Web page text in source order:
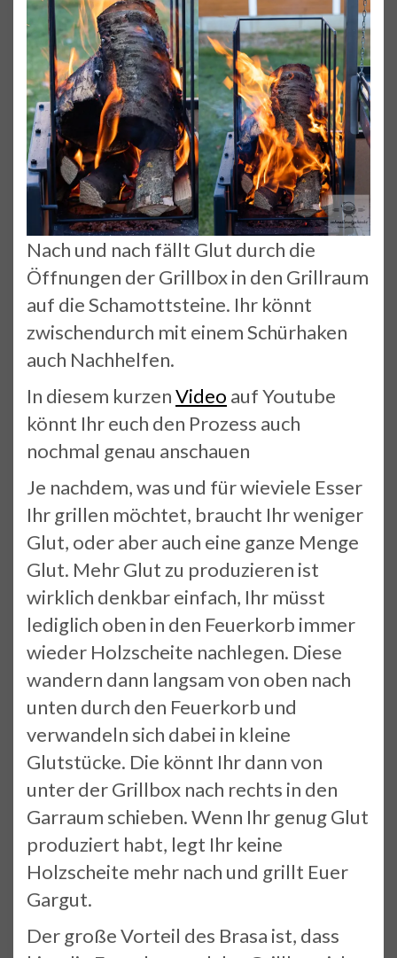
Nach und nach fällt Glut durch die
Öffnungen der Grillbox in den Grillraum
auf die Schamottsteine. Ihr könnt
zwischendurch mit einem Schürhaken
auch Nachhelfen.
In diesem kurzenVideo auf Youtube
könnt Ihr euch den Prozess auch
nochmal genau anschauen
Je nachdem, was und für wieviele Esser
Ihr grillen möchtet, braucht Ihr weniger
Glut, oder aber auch eine ganze Menge
Glut. Mehr Glut zu produzieren ist
wirklich denkbar einfach, Ihr müsst
lediglich oben in den Feuerkorb immer
wieder Holzscheite nachlegen. Diese
wandern dann langsam von oben nach
unten durch den Feuerkorb und
verwandeln sich dabei in kleine
Glutstücke. Die könnt Ihr dann von
unter der Grillbox nach rechts in den
Garraum schieben. Wenn Ihr genug Glut
produziert habt, legt Ihr keine
Holzscheite mehr nach und grillt Euer
Gargut.
Der große Vorteil des Brasa ist, dass